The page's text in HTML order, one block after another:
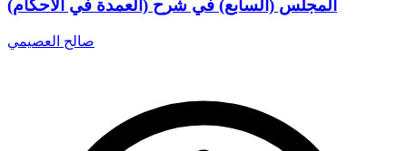
المجلس (السابع) في شرح (العمدة في الأحكام)
صالح العصيمي